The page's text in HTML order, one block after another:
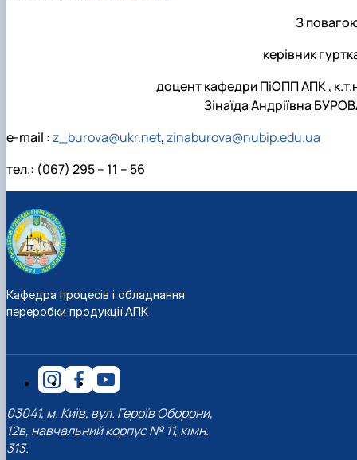
З
керівник
доцент кафедри ПіОПП АПК ,
Зінаїда Андріївна
e-mail :z_burova@ukr.net,zinaburova@nubip.edu.ua
тел.: (067) 295 – 11 – 56
Кафедра процесів і обладнання
переробки продукції АПК
03041, м. Київ, вул. Героїв Оборони,
12в, навчальний корпус № 11, кімн.
313.